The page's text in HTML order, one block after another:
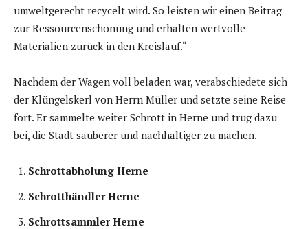
umweltgerecht recycelt wird. So leisten wir einen Beitrag
zur Ressourcenschonung und erhalten wertvolle
Materialien zurück in den Kreislauf.“
Nachdem der Wagen voll beladen war, verabschiedete sich
der Klüngelskerl von Herrn Müller und setzte seine Reise
fort. Er sammelte weiter Schrott in Herne und trug dazu
bei, die Stadt sauberer und nachhaltiger zu machen.
Schrottabholung Herne
Schrotthändler Herne
Schrottsammler Herne